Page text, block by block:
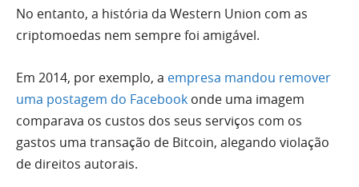
No entanto, a história da Western Union com as
criptomoedas nem sempre foi amigável.
Em 2014, por exemplo, a empresa mandou remover
uma postagem do Facebook onde uma imagem
comparava os custos dos seus serviços com os
gastos uma transação de Bitcoin, alegando violação
de direitos autorais.